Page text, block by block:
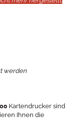
werden
Kartendrucker sind
Ihnen die